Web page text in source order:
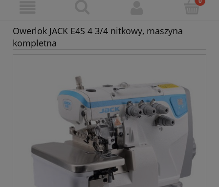
Owerlok JACK E4S 4 3/4 nitkowy, maszyna
kompletna